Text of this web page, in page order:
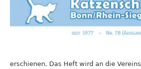
erschienen. Das Heft wird an die